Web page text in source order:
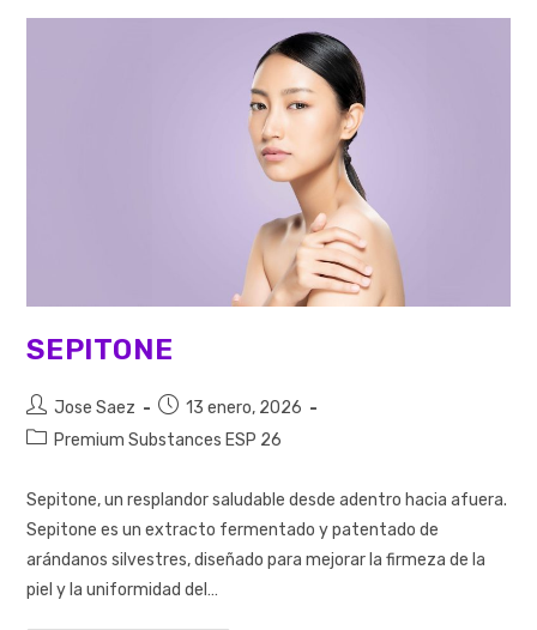
SEPITONE
Jose Saez
13 enero, 2026
Premium Substances ESP 26
Sepitone, un resplandor saludable desde adentro hacia afuera.
Sepitone es un extracto fermentado y patentado de
arándanos silvestres, diseñado para mejorar la firmeza de la
piel y la uniformidad del…